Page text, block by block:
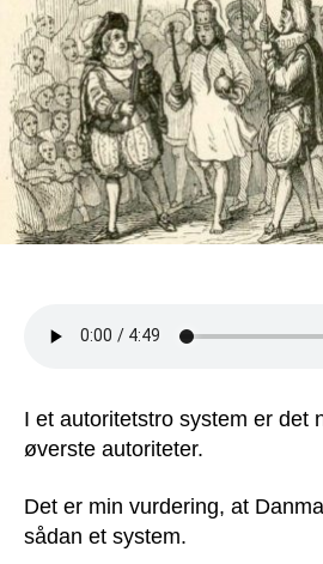
I et autoritetstro system er det
øverste autoriteter.
Det er min vurdering, at
sådan et system.